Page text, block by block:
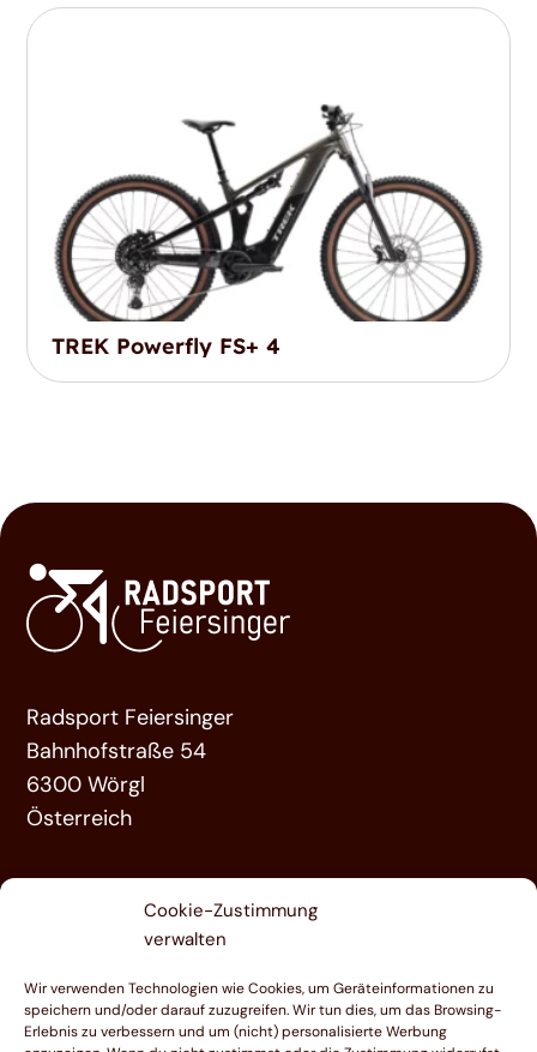
Cookie-Zustimmung
verwalten
Wir verwenden Technologien wie Cookies, um Geräteinformationen zu
speichern und/oder darauf zuzugreifen. Wir tun dies, um das Browsing-
Erlebnis zu verbessern und um (nicht) personalisierte Werbung
TREK Powerfly FS+ 4
Radsport Feiersinger
Bahnhofstraße 54
6300 Wörgl
Österreich
LEISTUNGEN
KONTAKT